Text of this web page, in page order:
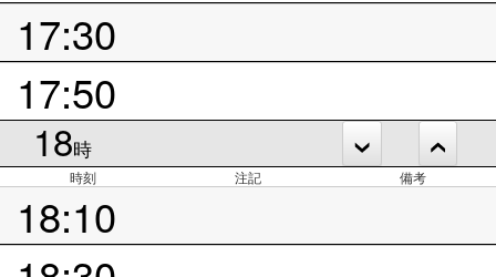
17:30
17:50
18時
時刻 注記 備考
18:10